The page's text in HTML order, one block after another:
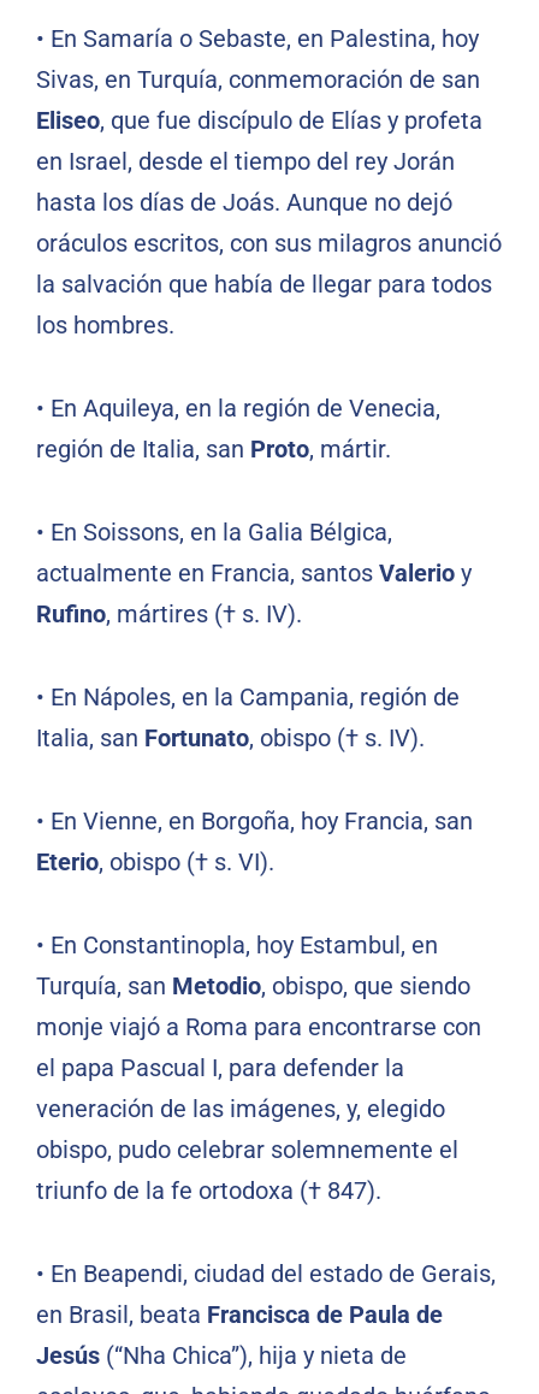
• En Samaría o Sebaste, en Palestina, hoy
Sivas, en Turquía, conmemoración de san
Eliseo, que fue discípulo de Elías y profeta
en Israel, desde el tiempo del rey Jorán
hasta los días de Joás. Aunque no dejó
oráculos escritos, con sus milagros anunció
la salvación que había de llegar para todos
los hombres.
• En Aquileya, en la región de Venecia,
región de Italia, san Proto, mártir.
• En Soissons, en la Galia Bélgica,
actualmente en Francia, santos Valerio y
Rufino, mártires († s. IV).
• En Nápoles, en la Campania, región de
Italia, san Fortunato, obispo († s. IV).
• En Vienne, en Borgoña, hoy Francia, san
Eterio, obispo († s. VI).
• En Constantinopla, hoy Estambul, en
Turquía, san Metodio, obispo, que siendo
monje viajó a Roma para encontrarse con
el papa Pascual I, para defender la
veneración de las imágenes, y, elegido
obispo, pudo celebrar solemnemente el
triunfo de la fe ortodoxa († 847).
• En Beapendi, ciudad del estado de Gerais,
en Brasil, beata Francisca de Paula de
Jesús (“Nha Chica”), hija y nieta de